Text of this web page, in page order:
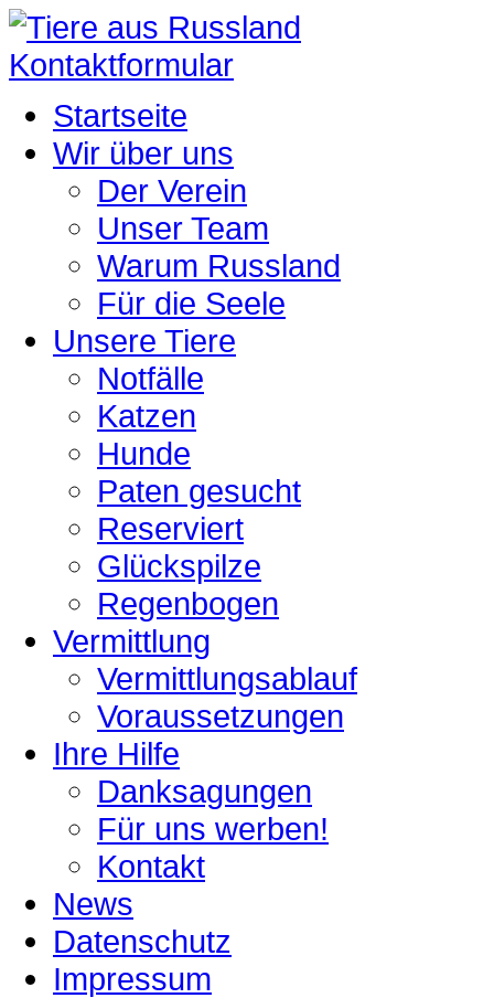
Kontaktformular
Startseite
Wir über uns
Der Verein
Unser Team
Warum Russland
Für die Seele
Unsere Tiere
Notfälle
Katzen
Hunde
Paten gesucht
Reserviert
Glückspilze
Regenbogen
Vermittlung
Vermittlungsablauf
Voraussetzungen
Ihre Hilfe
Danksagungen
Für uns werben!
Kontakt
News
Datenschutz
Impressum